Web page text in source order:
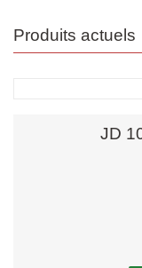
Produits actuels
JD